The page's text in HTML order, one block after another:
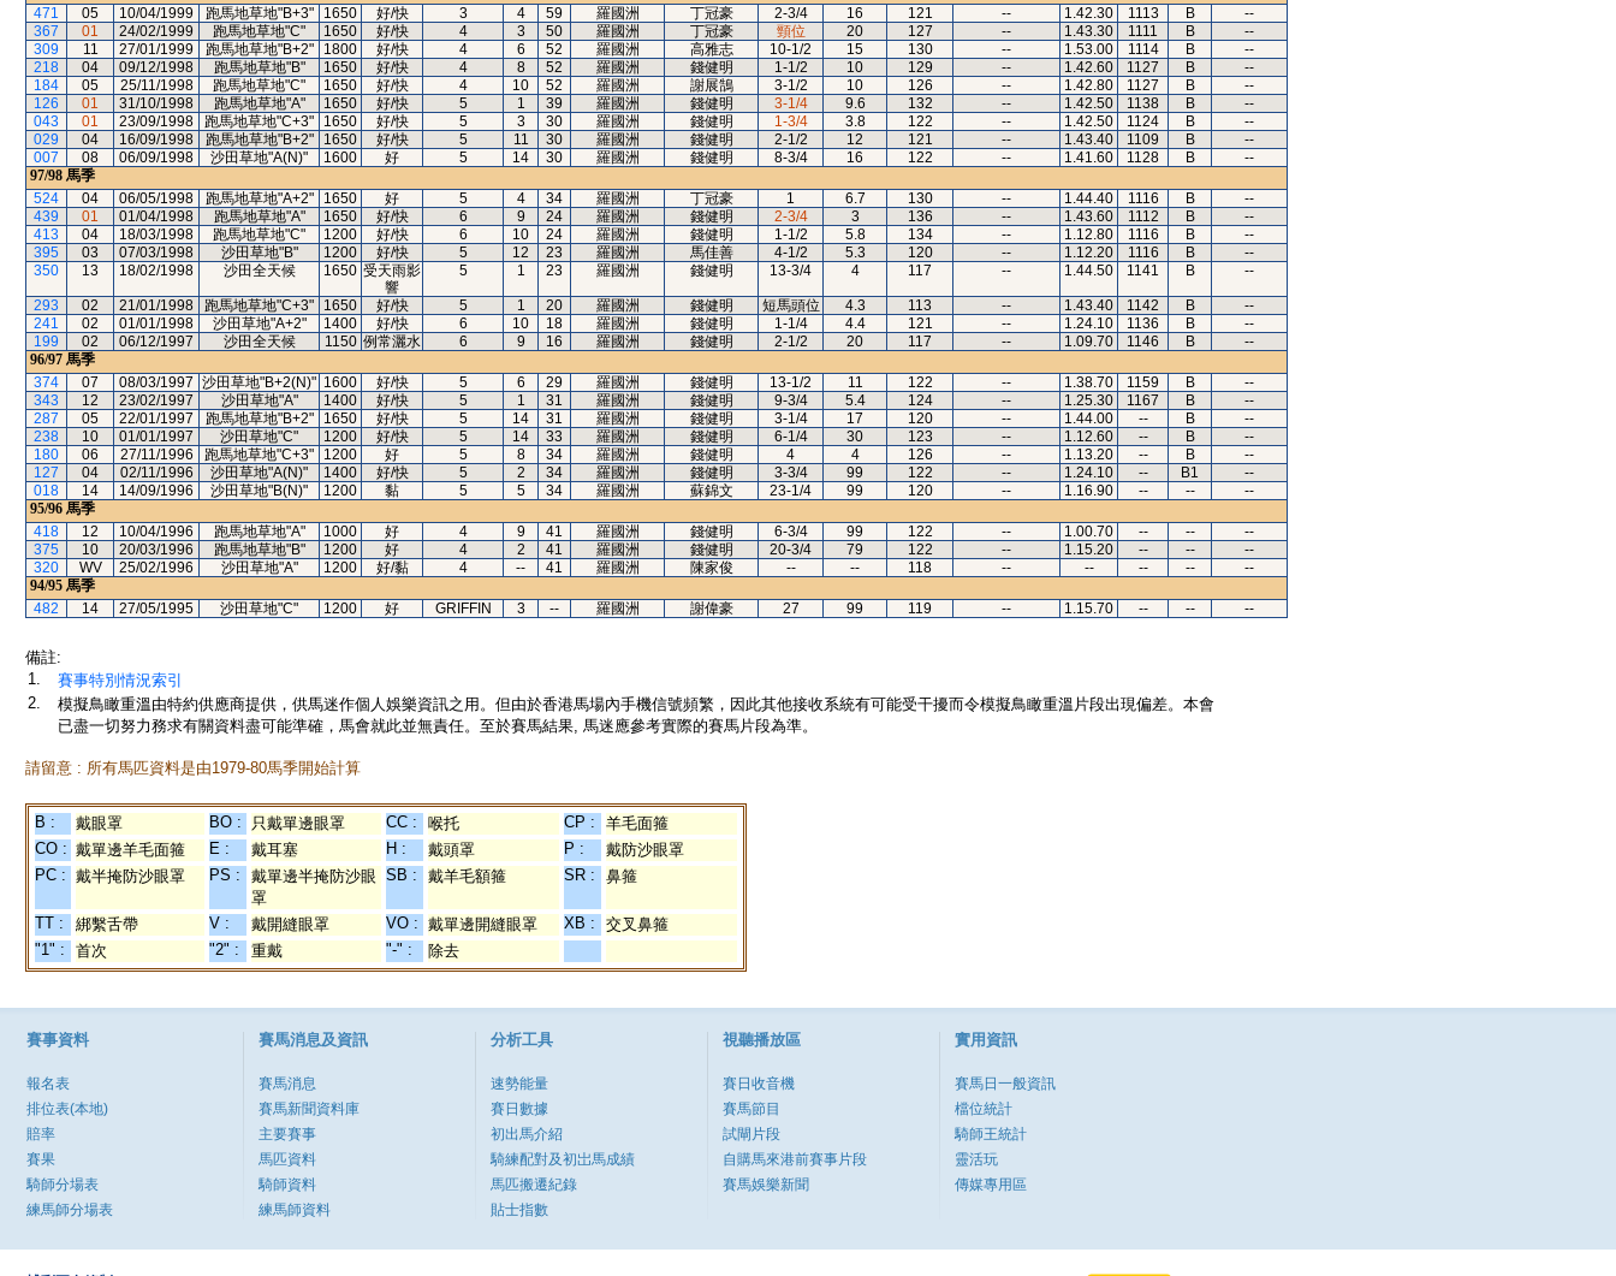
471
05 10/04/1999 跑馬地草地"B+3" 1650 好/快 3 4 59 羅國洲 丁冠豪 2-3/4 16 121 -- 1.42.30 1113 B
--
367
01 24/02/1999 跑馬地草地"C" 1650 好/快 4 3 50 羅國洲 丁冠豪 頸位 20 127 -- 1.43.30 1111 B
--
309
11 27/01/1999 跑馬地草地"B+2" 1800 好/快 4 6 52 羅國洲 高雅志 10-1/2 15 130 -- 1.53.00 1114 B
--
218
04 09/12/1998 跑馬地草地"B" 1650 好/快 4 8 52 羅國洲 錢健明 1-1/2 10 129 -- 1.42.60 1127 B
--
184
05 25/11/1998 跑馬地草地"C" 1650 好/快 4 10 52 羅國洲 謝展鵠 3-1/2 10 126 -- 1.42.80 1127 B
--
126
01 31/10/1998 跑馬地草地"A" 1650 好/快 5 1 39 羅國洲 錢健明 3-1/4 9.6 132 -- 1.42.50 1138 B
--
043
01 23/09/1998 跑馬地草地"C+3" 1650 好/快 5 3 30 羅國洲 錢健明 1-3/4 3.8 122 -- 1.42.50 1124 B
--
029
04 16/09/1998 跑馬地草地"B+2" 1650 好/快 5 11 30 羅國洲 錢健明 2-1/2 12 121 -- 1.43.40 1109 B
--
007
08 06/09/1998 沙田草地"A(N)" 1600 好 5 14 30 羅國洲 錢健明 8-3/4 16 122 -- 1.41.60 1128 B
--
97/98 馬季
524
04 06/05/1998 跑馬地草地"A+2" 1650 好 5 4 34 羅國洲 丁冠豪 1 6.7 130 -- 1.44.40 1116 B
--
439
01 01/04/1998 跑馬地草地"A" 1650 好/快 6 9 24 羅國洲 錢健明 2-3/4 3 136 -- 1.43.60 1112 B
--
413
04 18/03/1998 跑馬地草地"C" 1200 好/快 6 10 24 羅國洲 錢健明 1-1/2 5.8 134 -- 1.12.80 1116 B
--
395
03 07/03/1998 沙田草地"B" 1200 好/快 5 12 23 羅國洲 馬佳善 4-1/2 5.3 120 -- 1.12.20 1116 B
--
350
13 18/02/1998 沙田全天候 1650 受天雨影
響
5 1 23 羅國洲 錢健明 13-3/4 4 117 -- 1.44.50 1141 B --
293 02 21/01/1998 跑馬地草地"C+3" 1650 好/快 5 1 20 羅國洲 錢健明 短馬頭位 4.3 113 -- 1.43.40 1142 B
--
241
02 01/01/1998 沙田草地"A+2" 1400 好/快 6 10 18 羅國洲 錢健明 1-1/4 4.4 121 -- 1.24.10 1136 B
--
199
02 06/12/1997 沙田全天候 1150 例常灑水 6 9 16 羅國洲 錢健明 2-1/2 20 117 -- 1.09.70 1146 B
--
96/97 馬季
374
07 08/03/1997 沙田草地"B+2(N)" 1600 好/快 5 6 29 羅國洲 錢健明 13-1/2 11 122 -- 1.38.70 1159 B
--
343
12 23/02/1997 沙田草地"A" 1400 好/快 5 1 31 羅國洲 錢健明 9-3/4 5.4 124 -- 1.25.30 1167 B
--
287
05 22/01/1997 跑馬地草地"B+2" 1650 好/快 5 14 31 羅國洲 錢健明 3-1/4 17 120 -- 1.44.00 -- B
--
238
10 01/01/1997 沙田草地"C" 1200 好/快 5 14 33 羅國洲 錢健明 6-1/4 30 123 -- 1.12.60 -- B
--
180
06 27/11/1996 跑馬地草地"C+3" 1200 好 5 8 34 羅國洲 錢健明 4 4 126 -- 1.13.20 -- B
--
127
04 02/11/1996 沙田草地"A(N)" 1400 好/快 5 2 34 羅國洲 錢健明 3-3/4 99 122 -- 1.24.10 -- B1
--
018
14 14/09/1996 沙田草地"B(N)" 1200 黏 5 5 34 羅國洲 蘇錦文 23-1/4 99 120 -- 1.16.90 -- --
--
95/96 馬季
418
12 10/04/1996 跑馬地草地"A" 1000 好 4 9 41 羅國洲 錢健明 6-3/4 99 122 -- 1.00.70 -- --
--
375
10 20/03/1996 跑馬地草地"B" 1200 好 4 2 41 羅國洲 錢健明 20-3/4 79 122 -- 1.15.20 -- --
--
320
WV 25/02/1996 沙田草地"A" 1200 好/黏 4 -- 41 羅國洲 陳家俊 -- -- 118 -- -- -- --
--
94/95 馬季
482
14 27/05/1995 沙田草地"C" 1200 好 GRIFFIN 3 -- 羅國洲 謝偉豪 27 99 119 -- 1.15.70 -- -- --
備註:
1.
賽事特別情況索引
2.
模擬鳥瞰重溫由特約供應商提供，供馬迷作個人娛樂資訊之用。但由於香港馬場內手機信號頻繁，因此其他接收系統有可能受干擾而令模擬鳥瞰重溫片段出現偏差。本會
已盡一切努力務求有關資料盡可能準確，馬會就此並無責任。至於賽馬結果, 馬迷應參考實際的賽馬片段為準。
請留意 : 所有馬匹資料是由1979-80馬季開始計算
B : 戴眼罩 BO : 只戴單邊眼罩 CC : 喉托 CP :
羊毛面箍
CO : 戴單邊羊毛面箍 E : 戴耳塞 H : 戴頭罩 P :
戴防沙眼罩
PC : 戴半掩防沙眼罩 PS :
戴單邊半掩防沙眼
罩
SB : 戴羊毛額箍 SR : 鼻箍
TT : 綁繫舌帶 V : 戴開縫眼罩 VO : 戴單邊開縫眼罩 XB :
交叉鼻箍
"1" :
首次 "2" : 重戴 "-" : 除去
賽事資料
報名表
排位表(本地)
賠率
賽果
騎師分場表
練馬師分場表
賽馬消息及資訊
賽馬消息
賽馬新聞資料庫
主要賽事
馬匹資料
騎師資料
練馬師資料
分析工具
速勢能量
賽日數據
初出馬介紹
騎練配對及初岀馬成績
馬匹搬遷紀錄
貼士指數
視聽播放區
賽日收音機
賽馬節目
試閘片段
自購馬來港前賽事片段
賽馬娛樂新聞
實用資訊
賽馬日一般資訊
檔位統計
騎師王統計
靈活玩
傳媒專用區